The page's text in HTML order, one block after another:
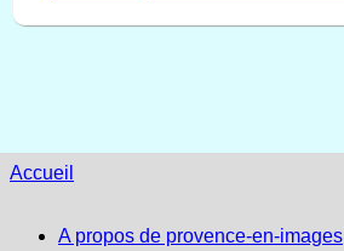
Accueil
A propos de provence-en-images